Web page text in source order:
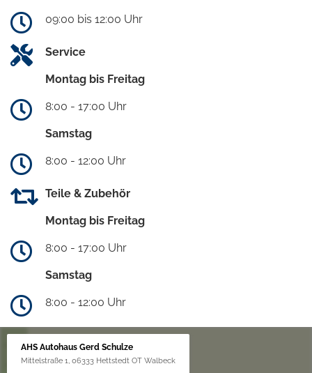
09:00 bis 12:00 Uhr
Service
Montag bis Freitag
8:00 - 17:00 Uhr
Samstag
8:00 - 12:00 Uhr
Teile & Zubehör
Montag bis Freitag
8:00 - 17:00 Uhr
Samstag
8:00 - 12:00 Uhr
AHS Autohaus Gerd Schulze
Mittelstraße 1, 06333 Hettstedt OT Walbeck